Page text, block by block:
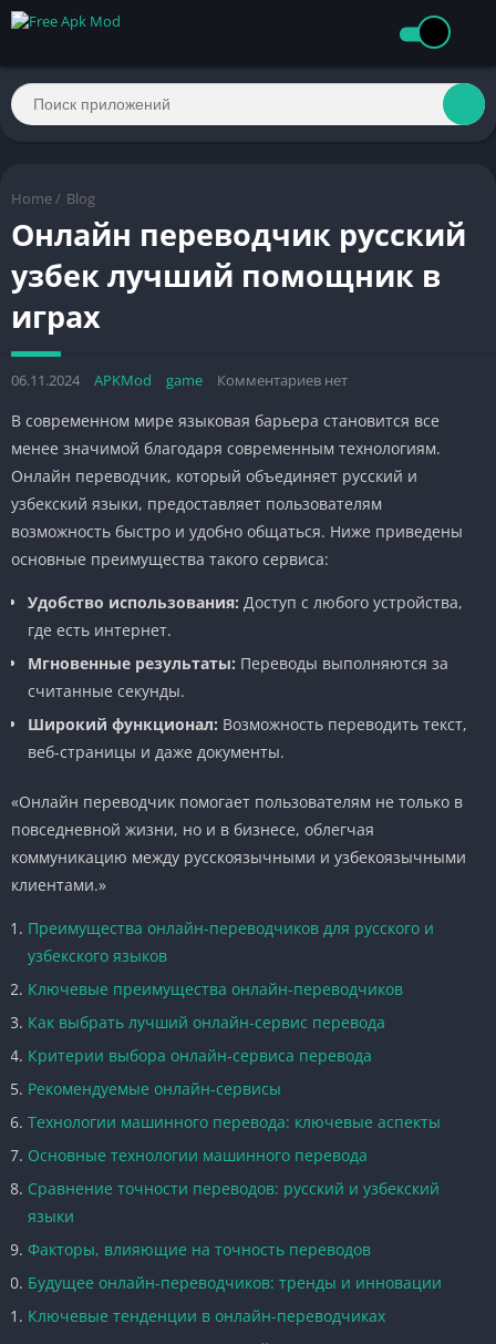
Home / Blog
Онлайн переводчик русский
узбек лучший помощник в
играх
06.11.2024 APKMod game Комментариев нет
В современном мире языковая барьера становится все
менее значимой благодаря современным технологиям.
Онлайн переводчик, который объединяет русский и
узбекский языки, предоставляет пользователям
возможность быстро и удобно общаться. Ниже приведены
основные преимущества такого сервиса:
Удобство использования: Доступ с любого устройства,
где есть интернет.
Мгновенные результаты: Переводы выполняются за
считанные секунды.
Широкий функционал: Возможность переводить текст,
веб-страницы и даже документы.
«Онлайн переводчик помогает пользователям не только в
повседневной жизни, но и в бизнесе, облегчая
коммуникацию между русскоязычными и узбекоязычными
клиентами.»
Преимущества онлайн-переводчиков для русского и
узбекского языков
Ключевые преимущества онлайн-переводчиков
Как выбрать лучший онлайн-сервис перевода
Критерии выбора онлайн-сервиса перевода
Рекомендуемые онлайн-сервисы
Технологии машинного перевода: ключевые аспекты
Основные технологии машинного перевода
Сравнение точности переводов: русский и узбекский
языки
Факторы, влияющие на точность переводов
Будущее онлайн-переводчиков: тренды и инновации
Ключевые тенденции в онлайн-переводчиках